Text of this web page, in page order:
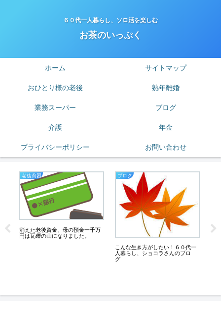
６０代一人暮らし、ソロ活を楽しむ
お茶のいっぷく
ホーム サイトマップ
おひとり様の老後 熟年離婚
業務スーパー ブログ
介護 年金
プライバシーポリシー お問い合わせ
老後貧困
消えた老後資金、母の預金一千万
円は瓦礫の山になりました。
ブログ
こんな生き方がしたい！６０代一
人暮らし、ショコラさんのブロ
グ